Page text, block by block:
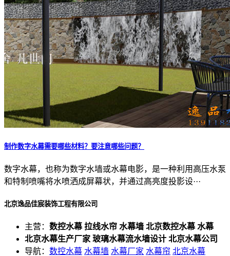
制作数字水幕需要哪些材料？要注意哪些问题？
数字水幕，也称为数字水墙或水幕电影，是一种利用高压水泵
和特制喷嘴将水喷洒成屏幕状，并通过高亮度投影设···
北京逸品佳宸装饰工程有限公司
主营： 数控水幕 拉线水帘 水幕墙 北京数控水幕 水幕
北京水幕生产厂家 玻璃水幕流水墙设计 北京水幕公司
导航： 数控水幕 水幕墙 水幕厂家 水幕帘 北京水幕